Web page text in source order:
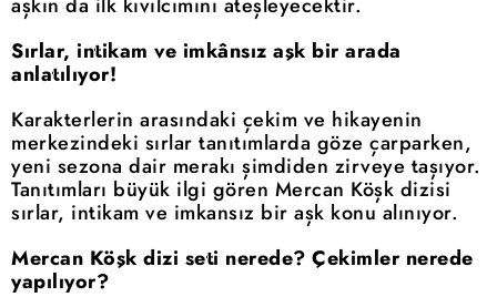
Sırlar, intikam ve imkânsız aşk bir arada
anlatılıyor!
Karakterlerin arasındaki çekim ve hikayenin
merkezindeki sırlar tanıtımlarda göze çarparken,
yeni sezona dair merakı şimdiden zirveye taşıyor.
Tanıtımları büyük ilgi gören Mercan Köşk dizisi
sırlar, intikam ve imkansız bir aşk konu alınıyor.
Mercan Köşk dizi seti nerede? Çekimler nerede
yapılıyor?